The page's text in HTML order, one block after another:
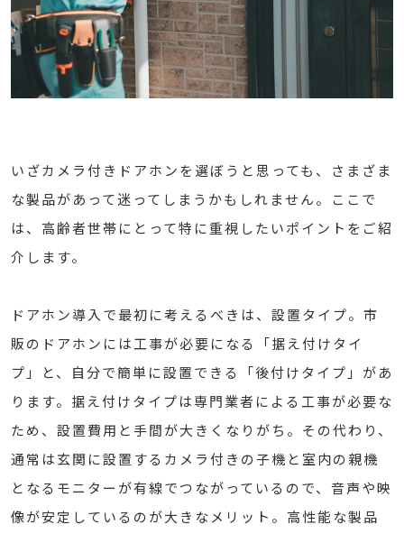
いざカメラ付きドアホンを選ぼうと思っても、さまざま
な製品があって迷ってしまうかもしれません。ここで
は、高齢者世帯にとって特に重視したいポイントをご紹
介します。
ドアホン導入で最初に考えるべきは、設置タイプ。市
販のドアホンには工事が必要になる「据え付けタイ
プ」と、自分で簡単に設置できる「後付けタイプ」があ
ります。据え付けタイプは専門業者による工事が必要な
ため、設置費用と手間が大きくなりがち。その代わり、
通常は玄関に設置するカメラ付きの子機と室内の親機
となるモニターが有線でつながっているので、音声や映
像が安定しているのが大きなメリット。高性能な製品